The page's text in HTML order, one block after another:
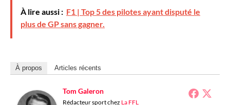
À lire aussi : F1 | Top 5 des pilotes ayant disputé le
plus de GP sans gagner.
À propos Articles récents
Tom Galeron
Rédacteur sportchez La FFL